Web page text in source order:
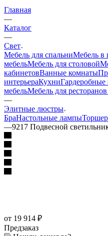
Главная
—
Каталог
—
Свет
Мебель для спальниМебель в
мебельМебель для столовой
кабинетовВанные комнаты
интерьераКухни
мебельМебель для
—
Элитные люстры
БраНастольные лампы
—9217 Подвесной
от 19 914 ₽
Предзаказ